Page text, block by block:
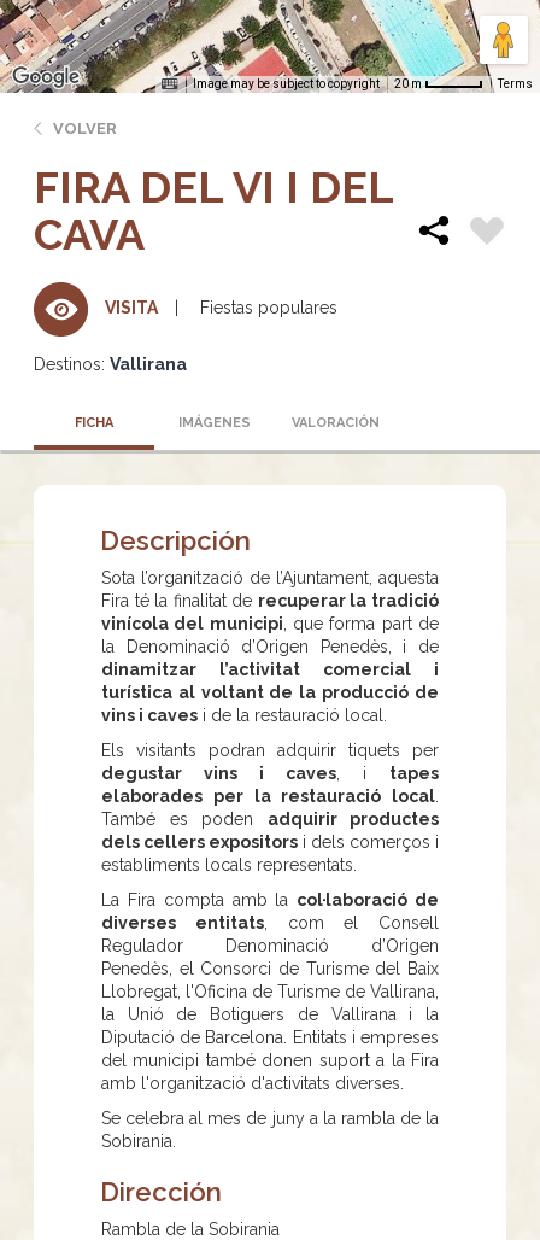
Image may be subject to copyright 20 m Terms
VOLVER
FIRA DEL VI I DEL
CAVA
VISITA Fiestas populares
Destinos: Vallirana
FICHA IMÁGENES VALORACIÓN
Descripción
Sota l’organització de l’Ajuntament, aquesta
Fira té la finalitat de recuperar la tradició
vinícola del municipi , que forma part de
la Denominació d’Origen Penedès, i de
dinamitzar l’activitat comercial i
turística al voltant de la producció de
vins i caves i de la restauració local.
Els visitants podran adquirir tiquets per
degustar vins i caves , i tapes
elaborades per la restauració local
També es poden adquirir productes
dels cellers expositors i dels comerços i
establiments locals representats.
La Fira compta amb la col·laboració de
diverses entitats, com el Consell
Regulador Denominació d’Origen
Penedès, el Consorci de Turisme del Baix
Llobregat, l'Oficina de Turisme de Vallirana,
la Unió de Botiguers de Vallirana i la
Diputació de Barcelona. Entitats i empreses
del municipi també donen suport a la Fira
amb l'organització d'activitats diverses.
Se celebra al mes de juny a la rambla de la
Sobirania.
Dirección
Rambla de la Sobirania